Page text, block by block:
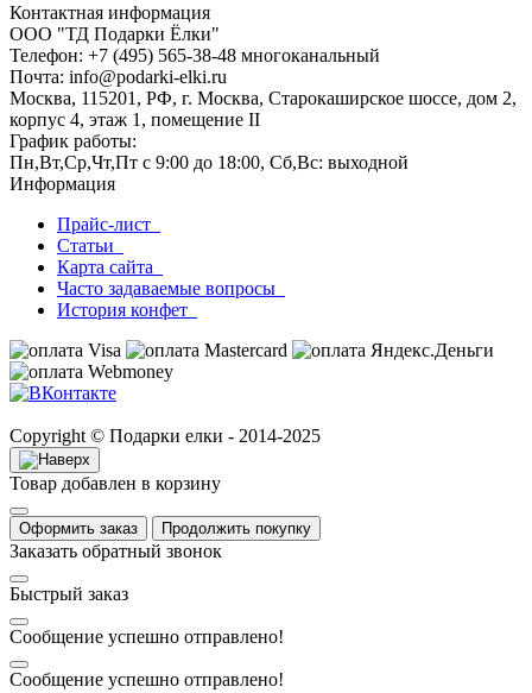
Контактная информация
ООО "ТД Подарки Ёлки"
Телефон: +7 (495) 565-38-48 многоканальный
Почта: info@podarki-elki.ru
Москва, 115201, РФ, г. Москва, Старокаширское шоссе, дом 2,
корпус 4, этаж 1, помещение II
График работы:
Пн,Вт,Ср,Чт,Пт с 9:00 до 18:00, Сб,Вс: выходной
Информация
Прайс-лист
Статьи
Карта сайта
Часто задаваемые вопросы
История конфет
Copyright © Подарки елки - 2014-2025
Товар добавлен в корзину
Оформить заказ Продолжить покупку
Заказать обратный звонок
Быстрый заказ
Сообщение успешно отправлено!
Сообщение успешно отправлено!